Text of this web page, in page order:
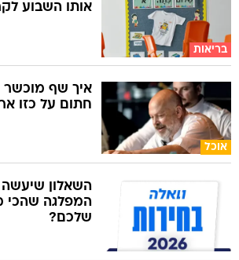
בריאות
אותו השבוע
אוכל
איך שף מוכשר
חתום על כזו
השאלון
המפלגה שהכי
שלכם?